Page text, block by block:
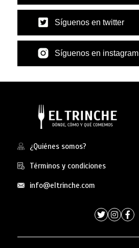
Síguenos en twitter
Síguenos en instagram
¿Quiénes somos?
Términos y condiciones
info@eltrinche.com